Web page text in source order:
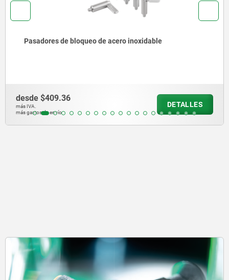
inoxidable
DETALLES
Pasadores de bloqueo de
$392.21
más gastos de envío